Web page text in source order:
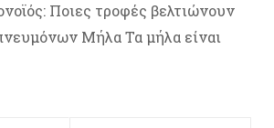
Ποιες τροφές βελτιώνουν
Μήλα Τα μήλα είναι